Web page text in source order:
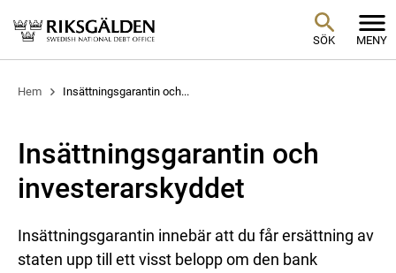
SÖK MENY
Hem Insättningsgarantin och...
Insättningsgarantin och
investerarskyddet
Insättningsgarantin innebär att du får ersättning av
staten upp till ett visst belopp om den bank